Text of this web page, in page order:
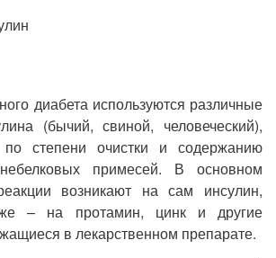
диабета используются различные
(бычий, свиной, человеческий),
по степени очистки и содержанию
примесей. В основном
возникают на сам инсулин,
– на протамин, цинк и другие
в лекарственном препарате.